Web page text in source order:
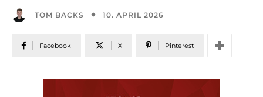
TOM BACKS 10. APRIL 2026
Facebook X Pinterest